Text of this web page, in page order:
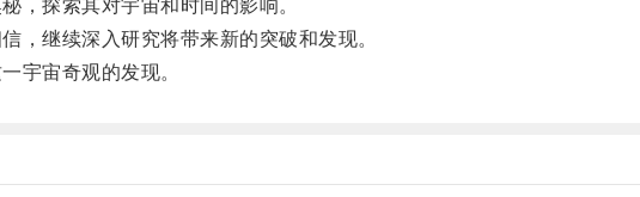
探索其对宇宙和时间的影响。
继续深入研究将带来新的突破和发现。
宇宙奇观的发现。